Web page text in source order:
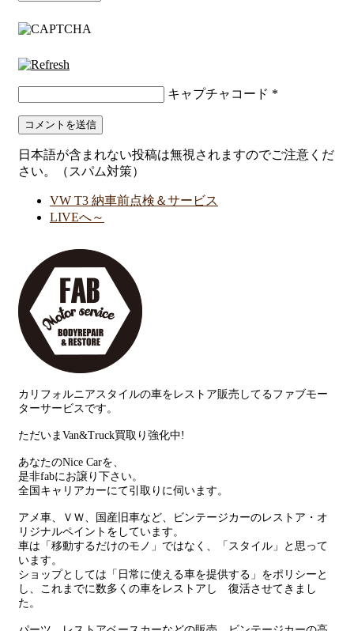
キャプチャコード *
日本語が含まれない投稿は無視されますのでご注意くだ
さい。（スパム対策）
VW T3 納車前点検＆サービス
LIVEへ～
カリフォルニアスタイルの車をレストア販売してるファブモー
ターサービスです。
ただいまVan&Truck買取り強化中!
あなたのNice Carを、
是非fabにお譲り下さい。
全国キャリアカーにて引取りに伺います。
アメ車、ＶＷ、国産旧車など、ビンテージカーのレストア・オ
リジナルペイントをしています。
車は「移動するだけのモノ」ではなく、「スタイル」と思って
います。
ショップとしては「日常に使える車を提供する」をポリシーと
し、これまでに数多くの車をレストアし 復活させてきまし
た。